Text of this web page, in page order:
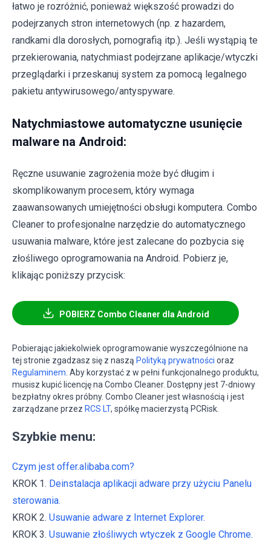
łatwo je rozróżnić, ponieważ większość prowadzi do
podejrzanych stron internetowych (np. z hazardem,
randkami dla dorosłych, pornografią itp.). Jeśli wystąpią te
przekierowania, natychmiast podejrzane aplikacje/wtyczki
przeglądarki i przeskanuj system za pomocą legalnego
pakietu antywirusowego/antyspyware.
Natychmiastowe automatyczne usunięcie
malware na Android:
Ręczne usuwanie zagrożenia może być długim i
skomplikowanym procesem, który wymaga
zaawansowanych umiejętności obsługi komputera. Combo
Cleaner to profesjonalne narzędzie do automatycznego
usuwania malware, które jest zalecane do pozbycia się
złośliwego oprogramowania na Android. Pobierz je,
klikając poniższy przycisk:
POBIERZ Combo Cleaner dla Android
Pobierając jakiekolwiek oprogramowanie wyszczególnione na
tej stronie zgadzasz się z naszą Polityką prywatności oraz
Regulaminem. Aby korzystać z w pełni funkcjonalnego produktu,
musisz kupić licencję na Combo Cleaner. Dostępny jest 7-dniowy
bezpłatny okres próbny. Combo Cleaner jest własnością i jest
zarządzane przez RCS LT, spółkę macierzystą PCRisk.
Szybkie menu:
Czym jest offer.alibaba.com?
KROK 1. Deinstalacja aplikacji adware przy użyciu Panelu
sterowania.
KROK 2. Usuwanie adware z Internet Explorer.
KROK 3. Usuwanie złośliwych wtyczek z Google Chrome.